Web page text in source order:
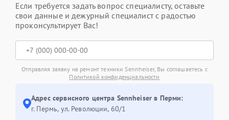
Если требуется задать вопрос специалисту, оставьте
свои данные и дежурный специалист с радостью
проконсультирует Вас!
Отправляя заявку на ремонт техники Sennheiser, Вы соглашаетесь с
Политикой конфиденциальности
Адрес сервисного центра Sennheiser в Перми:
г. Пермь, ул. ​Революции, 60/1